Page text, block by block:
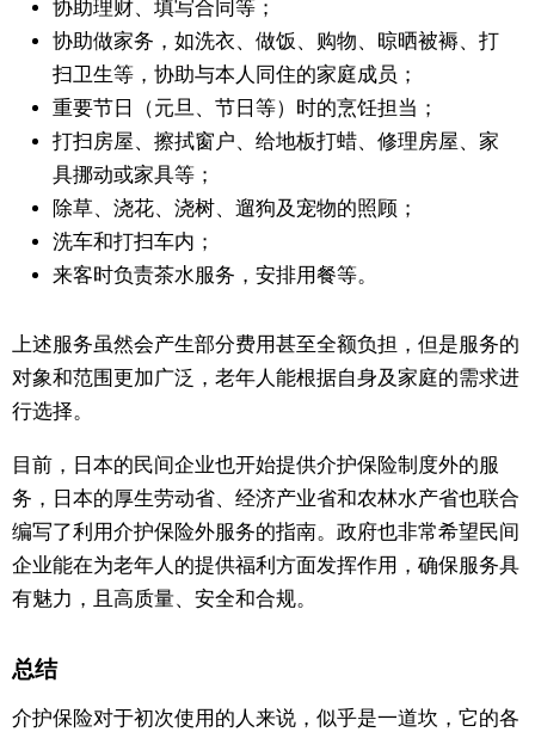
协助理财、填写合同等；
协助做家务，如洗衣、做饭、购物、晾晒被褥、打
扫卫生等，协助与本人同住的家庭成员；
重要节日（元旦、节日等）时的烹饪担当；
打扫房屋、擦拭窗户、给地板打蜡、修理房屋、家
具挪动或家具等；
除草、浇花、浇树、遛狗及宠物的照顾；
洗车和打扫车内；
来客时负责茶水服务，安排用餐等。
上述服务虽然会产生部分费用甚至全额负担，但是服务的
对象和范围更加广泛，老年人能根据自身及家庭的需求进
行选择。
目前，日本的民间企业也开始提供介护保险制度外的服
务，日本的厚生劳动省、经济产业省和农林水产省也联合
编写了利用介护保险外服务的指南。政府也非常希望民间
企业能在为老年人的提供福利方面发挥作用，确保服务具
有魅力，且高质量、安全和合规。
总结
介护保险对于初次使用的人来说，似乎是一道坎，它的各